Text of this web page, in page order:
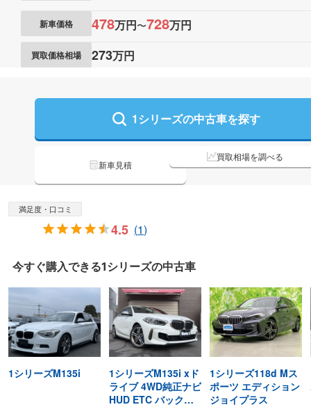
新車価格 478万円〜728万円
買取価格相場 273万円
1シリーズの中古車を探す
新車見積
買取相場を調べる
満足度・口コミ
4.5 (1)
今すぐ購入できる1シリーズの中古車
1シリーズM135i
1シリーズM135i xド
ライブ 4WD純正ナビ
HUD ETC バックカ
1シリーズ118d Mス
ポーツ エディション
ジョイプラス